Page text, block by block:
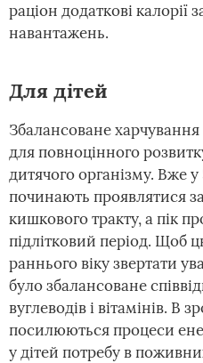
раціон додаткові калорії
навантажень.
Для дітей
Збалансоване харчування
для повноцінного
дитячого організму. Вже у
починають проявлятися
кишкового тракту, а пік
підлітковий період. Щоб
раннього віку звертати
було збалансоване
вуглеводів і вітамінів. В
посилюються процеси
у дітей потребу в